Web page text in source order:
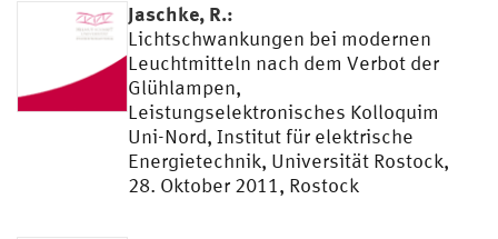
Jaschke, R.:
Lichtschwankungen bei modernen
Leuchtmitteln nach dem Verbot der
Glühlampen,
Leistungselektronisches Kolloquim
Uni-Nord, Institut für elektrische
Energietechnik, Universität Rostock,
28. Oktober 2011, Rostock